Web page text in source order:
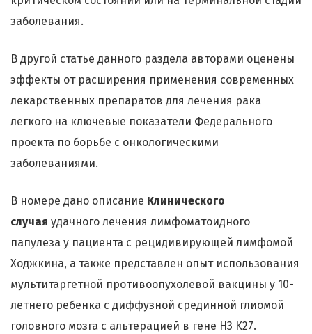
заболевания.
В другой статье данного раздела авторами оценены
эффекты от расширения применения современных
лекарственных препаратов для лечения рака
легкого на ключевые показатели Федерального
проекта по борьбе с онкологическими
заболеваниями.
В номере дано описание Клинического
случая удачного лечения лимфоматоидного
папулеза у пациента с рецидивирующей лимфомой
Ходжкина, а также представлен опыт использования
мультитаргетной противоопухолевой вакцины у 10-
летнего ребенка с диффузной срединной глиомой
головного мозга с альтерацией в гене H3 K27.